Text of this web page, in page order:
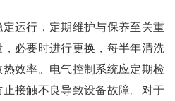
运行，定期维护与保养至关重
必要时进行更换，每半年清洗
效率。电气控制系统应定期检
接触不良导致设备故障。对于